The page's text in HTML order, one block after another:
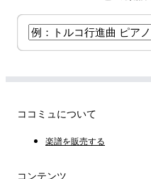
ココミュについて
楽譜を販売する
コンテンツ